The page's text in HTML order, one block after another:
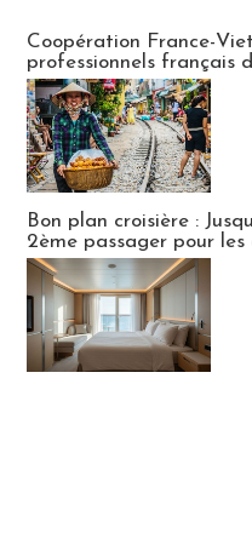
Coopération France-
professionnels français
Bon plan croisière :
2ème passager pour